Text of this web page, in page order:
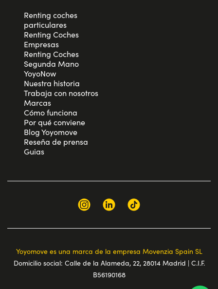
Renting coches
particulares
Renting Coches
Empresas
Renting Coches
Segunda Mano
YoyoNow
Nuestra historia
Trabaja con nosotros
Marcas
Cómo funciona
Por qué conviene
Blog Yoyomove
Reseña de prensa
Guias
Yoyomove es una marca de la empresa Movenzia Spain SL
Domicilio social: Calle de la Alameda, 22, 28014 Madrid | C.I.F.
B56190168